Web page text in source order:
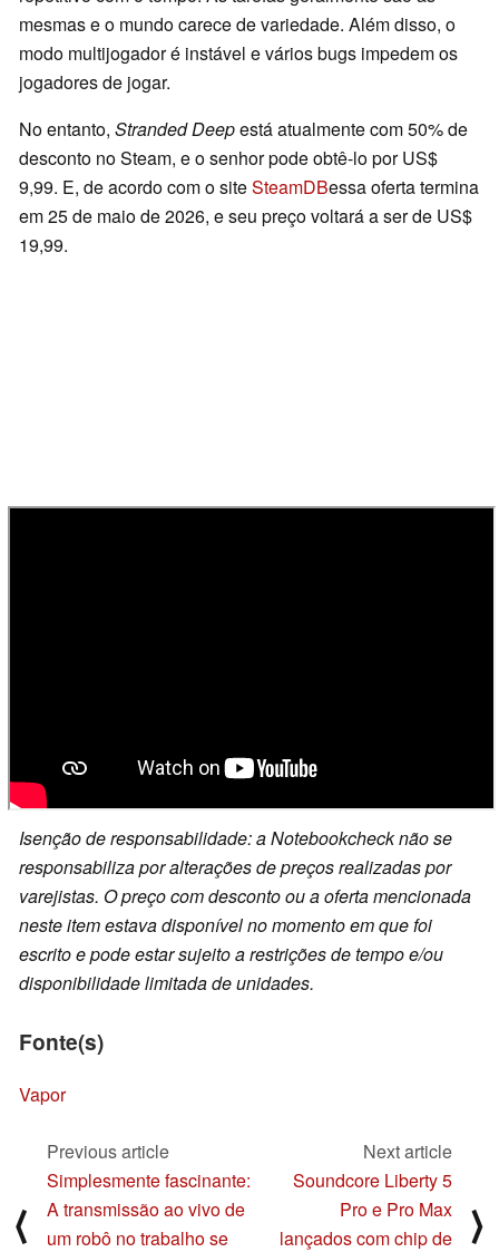
mesmas e o mundo carece de variedade. Além disso, o
modo multijogador é instável e vários bugs impedem os
jogadores de jogar.
No entanto, Stranded Deepestá atualmente com 50% de
desconto no Steam, e o senhor pode obtê-lo por US$
9,99. E, de acordo com o siteSteamDBessa oferta termina
em 25 de maio de 2026, e seu preço voltará a ser de US$
19,99.
Isenção de responsabilidade: a Notebookcheck não se
responsabiliza por alterações de preços realizadas por
varejistas. O preço com desconto ou a oferta mencionada
neste item estava disponível no momento em que foi
escrito e pode estar sujeito a restrições de tempo e/ou
disponibilidade limitada de unidades.
Fonte(s)
Vapor
⟨
Previous article
Simplesmente fascinante:
A transmissão ao vivo de
um robô no trabalho se
Next article
Soundcore Liberty 5
Pro e Pro Max
lançados com chip de
⟩